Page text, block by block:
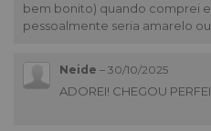
bem bonito) quando comprei
pessoalmente seria amarelo ou
Neide – 30/10/2025
ADOREI! CHEGOU